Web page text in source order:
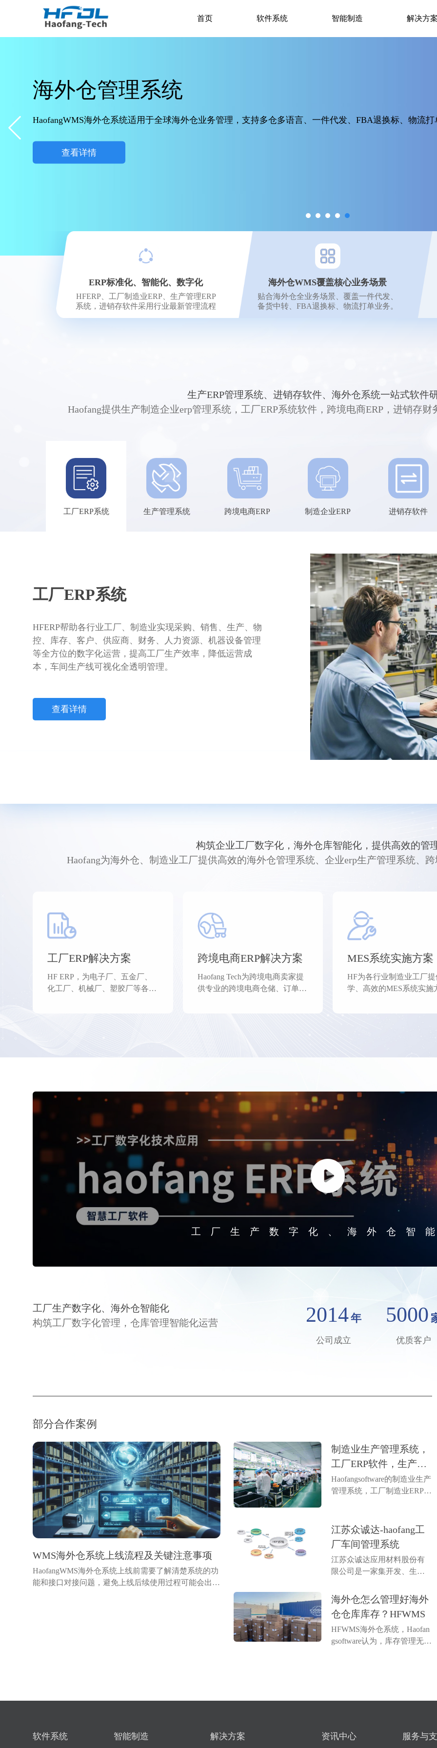
首页 软件系统 智能制造 解决方
海外仓管理系统
HaofangWMS海外仓系统适用于全球海外仓业务管理，支持多仓多语言、一件代发、FBA退换标、物流
查看详情
ERP标准化、智能化、数字化
HFERP、工厂制造业ERP、生产管理ERP
系统，进销存软件采用行业最新管理流程
海外仓WMS覆盖核心业务场景
贴合海外仓全业务场景、覆盖一件代发、
备货中转、FBA退换标、物流打单业务。
生产ERP管理系统、进销存软件、海外仓系统一站式软件
Haofang提供生产制造企业erp管理系统，工厂ERP系统软件，跨境电商ERP，进销存
工厂ERP系统 生产管理系统 跨境电商ERP 制造企业ERP 进销存软件
工厂ERP系统
HFERP帮助各行业工厂、制造业实现采购、销售、生产、物
控、库存、客户、供应商、财务、人力资源、机器设备管理
等全方位的数字化运营，提高工厂生产效率，降低运营成
本，车间生产线可视化全透明管理。
查看详情
构筑企业工厂数字化，海外仓库智能化，提供高效的管
Haofang为海外仓、制造业工厂提供高效的海外仓管理系统、企业erp生产管理系统、
工厂ERP解决方案
HF ERP，为电子厂、五金厂、
化工厂、机械厂、塑胶厂等各类
跨境电商ERP解决方案
Haofang Tech为跨境电商卖家提
供专业的跨境电商仓储、订单管
MES系统实施方案
HF为各行业制造业工厂
学、高效的MES系统实施
工厂生产数字化、海外仓智
工厂生产数字化、海外仓智能化
构筑工厂数字化管理，仓库管理智能化运营
2014年
公司成立
5000
优质客户
部分合作案例
WMS海外仓系统上线流程及关键注意事项
HaofangWMS海外仓系统上线前需要了解清楚系统的功
能和接口对接问题，避免上线后续使用过程可能会出现
制造业生产管理系统，
工厂ERP软件，生产ER
P系统
Haofangsoftware的制造业生产
管理系统，工厂制造业ERP是
实时数据监控、资源调度和
生产计划编排，帮助企业实
现智能化管理。系统能够追
踪原材料库存、生产进度、
设备状态及人...
江苏众诚达-haofang工
厂车间管理系统
江苏众诚达应用材料股份有
限公司是一家集开发、生产
术企业。主营产品各个系列
溅射靶材、蒸发材料、电子
浆料及粉体等新材料；产品
主要广泛用于光伏太阳能、
光学、半导体、智能显示、
海外仓怎么管理好海外
仓仓库库存？HFWMS
HFWMS海外仓系统，Haofan
gsoftware认为，库存管理无论
海外仓系统海外仓想要实现
软件系统 智能制造 解决方案 资讯中心 服务与